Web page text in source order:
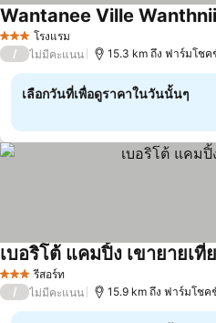
3 ดาว โรงแรม
Wantanee Ville
/ ไม่มีคะแนน 15.3 km ถึง ฟาร์มโชค
เลือกวันที่เพื่อดูราคาในวันนั้นๆ
3 ดาว รีสอร์ท
เบอริโต้ แคมปิ้ง เขายายเที่
/ ไม่มีคะแนน 15.9 km ถึง ฟาร์มโชค